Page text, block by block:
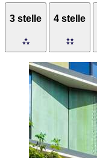
3 stelle 4 stelle